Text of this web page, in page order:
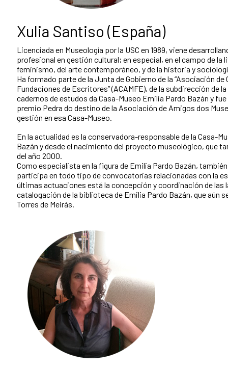
Xulia Santiso (España)
Licenciada en Museología por la USC en 1989, viene
profesional en gestión cultural; en especial, en el campo de la
feminismo, del arte contemporáneo, y de la historia y
Ha formado parte de la Junta de Gobierno de la “Asociación de
Fundaciones de Escritores” (ACAMFE), de la subdirección de
cadernos de estudos da Casa-Museo Emilia Pardo Bazán y
premio Pedra do destino de la Asociación de Amigos dos
gestión en esa Casa-Museo.
En la actualidad es la conservadora-responsable de la Casa-
Bazán y desde el nacimiento del proyecto museológico, que
del año 2000.
Como especialista en la figura de Emilia Pardo Bazán,
participa en todo tipo de convocatorias relacionadas con la
últimas actuaciones está la concepción y coordinación de las
catalogación de la biblioteca de Emilia Pardo Bazán, que aún
Torres de Meirás.